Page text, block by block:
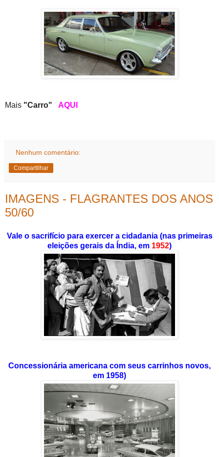
Mais "Carro" AQUI
Nenhum comentário:
Compartilhar
IMAGENS - FLAGRANTES DOS ANOS
50/60
Vale o sacrifício para exercer a cidadania (nas primeiras
eleições gerais da Índia, em 1952)
Concessionária americana com seus carrinhos novos,
em 1958)